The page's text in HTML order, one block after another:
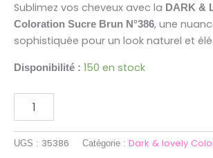
Sublimez vos cheveux avec la DARK &
Coloration Sucre Brun N°386, une
sophistiquée pour un look naturel et
Disponibilité : 150 en stock
UGS : 35386 Catégorie : Dark & lovely